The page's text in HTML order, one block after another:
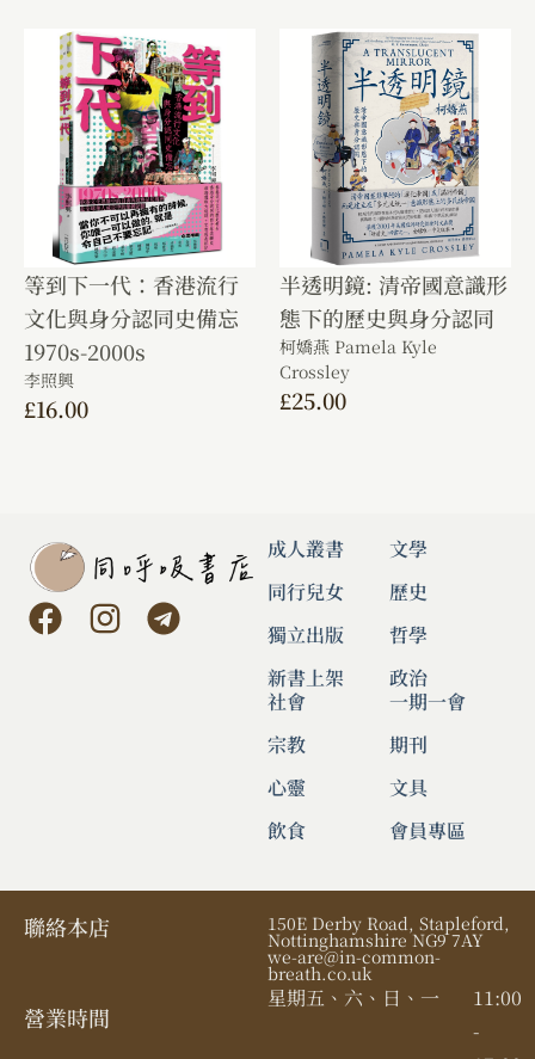
等到下一代：香港流行
文化與身分認同史備忘
1970s-2000s
李照興
£16.00
半透明鏡: 清帝國意識形
態下的歷史與身分認同
柯嬌燕 Pamela Kyle
Crossley
£25.00
成人叢書
同行兒女
獨立出版
新書上架
文學
歷史
哲學
政治
社會
宗教
心靈
飲食
一期一會
期刊
文具
會員專區
聯絡本店 150E Derby Road, Stapleford,
Nottinghamshire NG9 7AY
we-are@in-common-
breath.co.uk
營業時間​
星期五、六、日、一
11:00
-